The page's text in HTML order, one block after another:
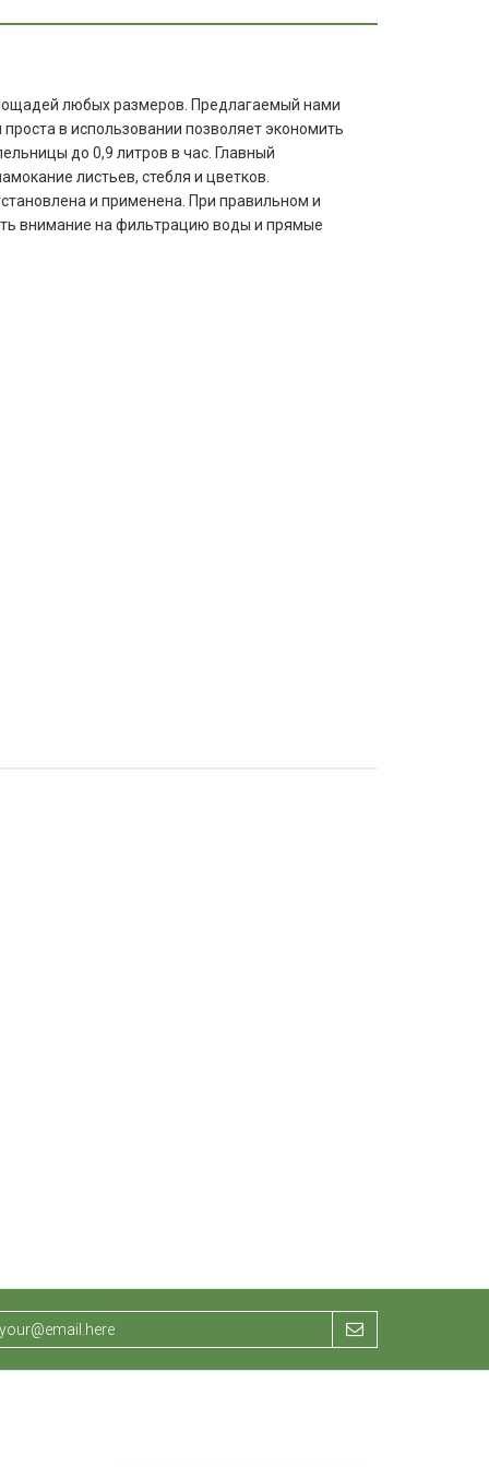
любых размеров. Предлагаемый нами
в использовании позволяет экономить
до 0,9 литров в час. Главный
листьев, стебля и цветков.
и применена. При правильном и
внимание на фильтрацию воды и прямые